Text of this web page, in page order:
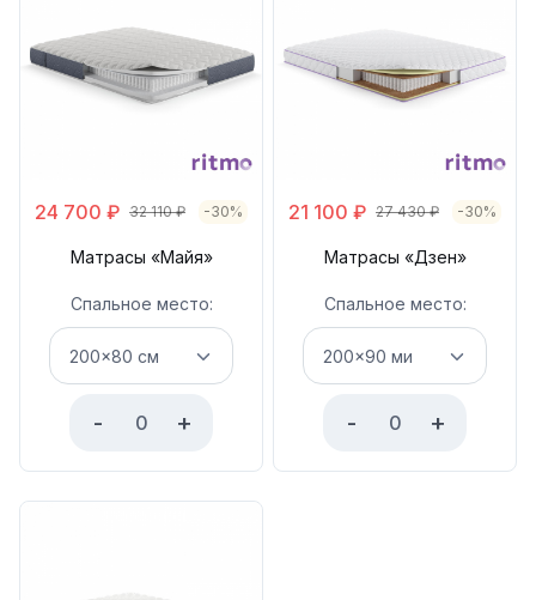
24 700 ₽ 32 110₽ -30%
Матрасы «Майя»
Спальное место:
- +
21 100 ₽ 27 430₽ -30%
Матрасы «Дзен»
Спальное место:
- +